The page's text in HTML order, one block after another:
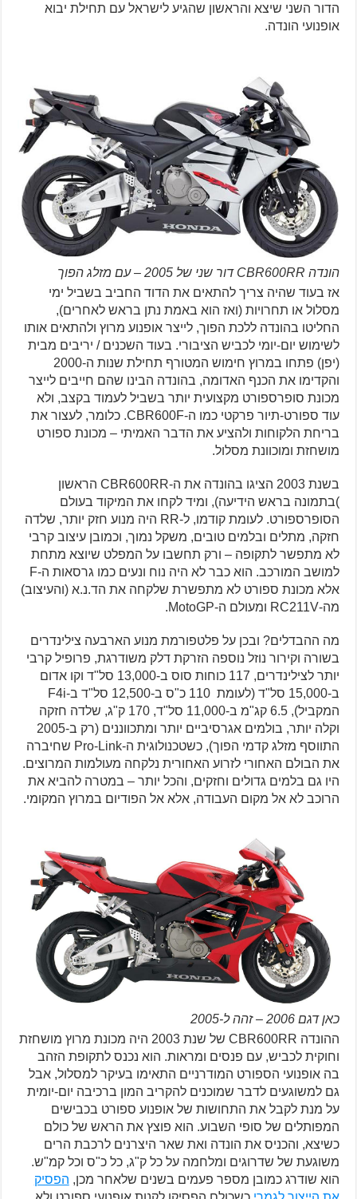
הדור השני שיצא והראשון שהגיע לישראל עם תחילת יבוא
אופנועי הונדה.
הונדה CBR600RR דור שני של 2005 – עם מזלג הפוך
אז בעוד שהיה צריך להתאים את הדוד החביב בשביל ימי
מסלול או תחרויות (ואז הוא באמת נתן בראש לאחרים),
החליטו בהונדה ללכת הפוך, לייצר אופנוע מרוץ ולהתאים אותו
לשימוש יום-יומי לכביש הציבורי. בעוד השכנים / יריבים מבית
(יפן) פתחו במרוץ חימוש המטורף תחילת שנות ה-2000
והקדימו את הכנף האדומה, בהונדה הבינו שהם חייבים לייצר
מכונת סופרספורט מקצועית יותר בשביל לעמוד בקצב, ולא
עוד ספורט-תיור פרקטי כמו ה-CBR600F. כלומר, לעצור את
בריחת הלקוחות ולהציע את הדבר האמיתי – מכונת ספורט
מושחזת ומוכוונת מסלול.
בשנת 2003 הציגו בהונדה את ה-CBR600RR הראשון
)בתמונה בראש הידיעה), ומיד לקחו את המיקוד בעולם
הסופרספורט. לעומת קודמו, ל-RR היה מנוע חזק יותר, שלדה
חזקה, מתלים ובלמים טובים, משקל נמוך, וכמובן עיצוב קרבי
לא מתפשר לתקופה – ורק תחשבו על המפלט שיוצא מתחת
למושב המורכב. הוא כבר לא היה נוח ונעים כמו גרסאות ה-F
אלא מכונת ספורט לא מתפשרת שלקחה את הד.נ.א (והעיצוב)
מה-RC211V ומעולם ה-MotoGP.
מה ההבדלים? ובכן על פלטפורמת מנוע הארבעה צילינדרים
בשורה וקירור נוזל נוספה הזרקת דלק משודרגת, פרופיל קרבי
יותר לצילינדרים, 117 כוחות סוס ב-13,000 סל"ד וקו אדום
ב-15,000 סל"ד (לעומת 110 כ"ס ב-12,500 סל"ד ב-F4i
המקביל), 6.5 קג"מ ב-11,000 סל"ד, 170 ק"ג, שלדה חזקה
וקלה יותר, בולמים אגרסיביים יותר ומתכווננים (רק ב-2005
התווסף מזלג קדמי הפוך), כשטכנולוגית ה-Pro-Link שחיברה
את הבולם האחורי לזרוע האחורית נלקחה מעולמות המרוצים.
היו גם בלמים גדולים וחזקים, והכל יותר – במטרה להביא את
הרוכב לא אל מקום העבודה, אלא אל הפודיום במרוץ המקומי.
כאן דגם 2006 – זהה ל-2005
ההונדה CBR600RR של שנת 2003 היה מכונת מרוץ מושחזת
וחוקית לכביש, עם פנסים ומראות. הוא נכנס לתקופת הזהב
בה אופנועי הספורט המודרניים התאימו בעיקר למסלול, אבל
גם למשוגעים לדבר שמוכנים להקריב המון ברכיבה יום-יומית
על מנת לקבל את התחושות של אופנוע ספורט בכבישים
המפותלים של סופי השבוע. הוא פוצץ את הראש של כולם
כשיצא, והכניס את הונדה ואת שאר היצרנים לרכבת הרים
משוגעת של שדרוגים ומלחמה על כל ק"ג, כל כ"ס וכל קמ"ש.
הוא שודרג כמובן מספר פעמים בשנים שלאחר מכן, הפסיק